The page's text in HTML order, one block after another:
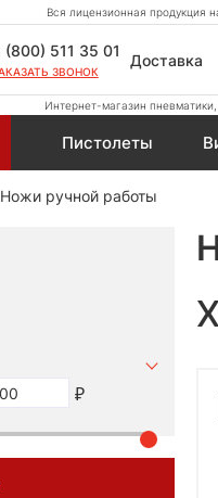
Вся лицензионная продукция
(800) 511 35 01
ЗВОНОК
Доставка
Интернет-магазин
Пистолеты
Ножи ручной работы